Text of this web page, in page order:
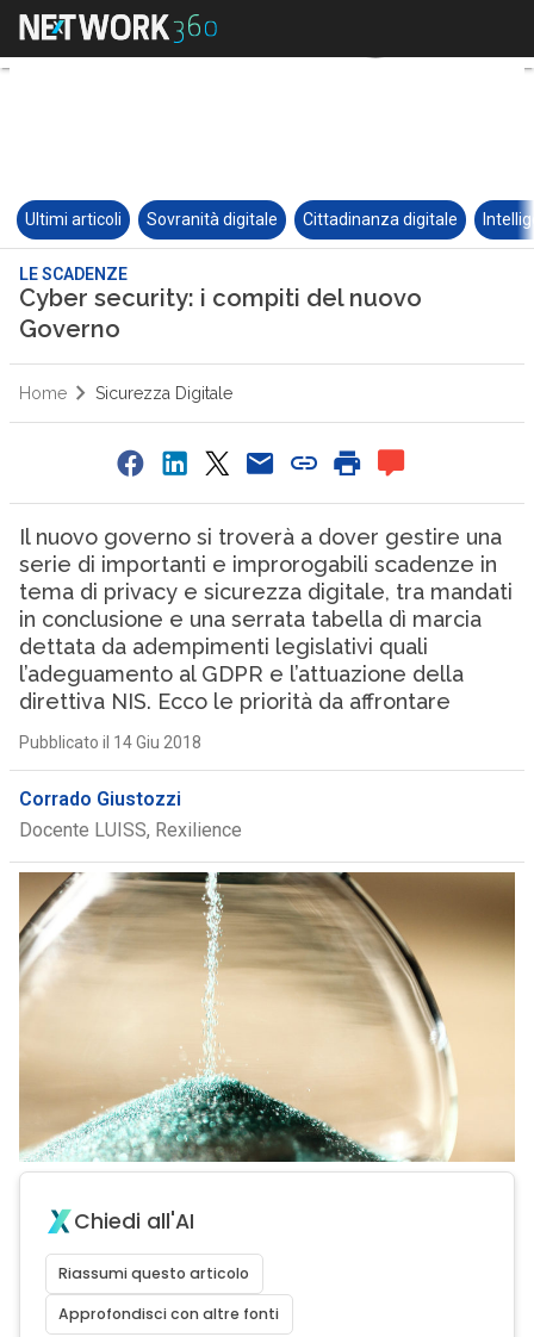
Ultimi articoli Sovranità digitale Cittadinanza digitale
LE SCADENZE
Cyber security: i compiti del nuovo
Governo
Home Sicurezza Digitale
Il nuovo governo si troverà a dover gestire una
serie di importanti e improrogabili scadenze in
tema di privacy e sicurezza digitale, tra mandati
in conclusione e una serrata tabella dì marcia
dettata da adempimenti legislativi quali
l’adeguamento al GDPR e l’attuazione della
direttiva NIS. Ecco le priorità da affrontare
Pubblicato il 14 Giu 2018
Corrado Giustozzi
Docente LUISS, Rexilience
Chiedi all'AI
Riassumi questo articolo
Approfondisci con altre fonti